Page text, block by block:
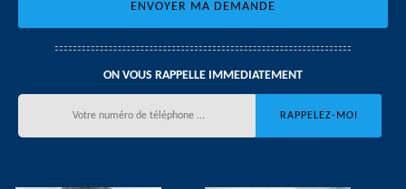
ON VOUS RAPPELLE IMMEDIATEMENT